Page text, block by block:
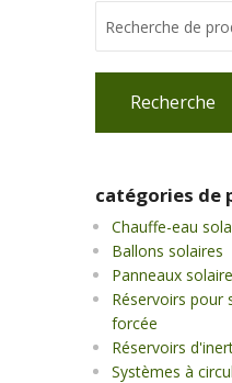
Recherche
catégories de
Chauffe-eau
Ballons solaires
Panneaux
Réservoirs pour
forcée
Réservoirs
Systèmes à